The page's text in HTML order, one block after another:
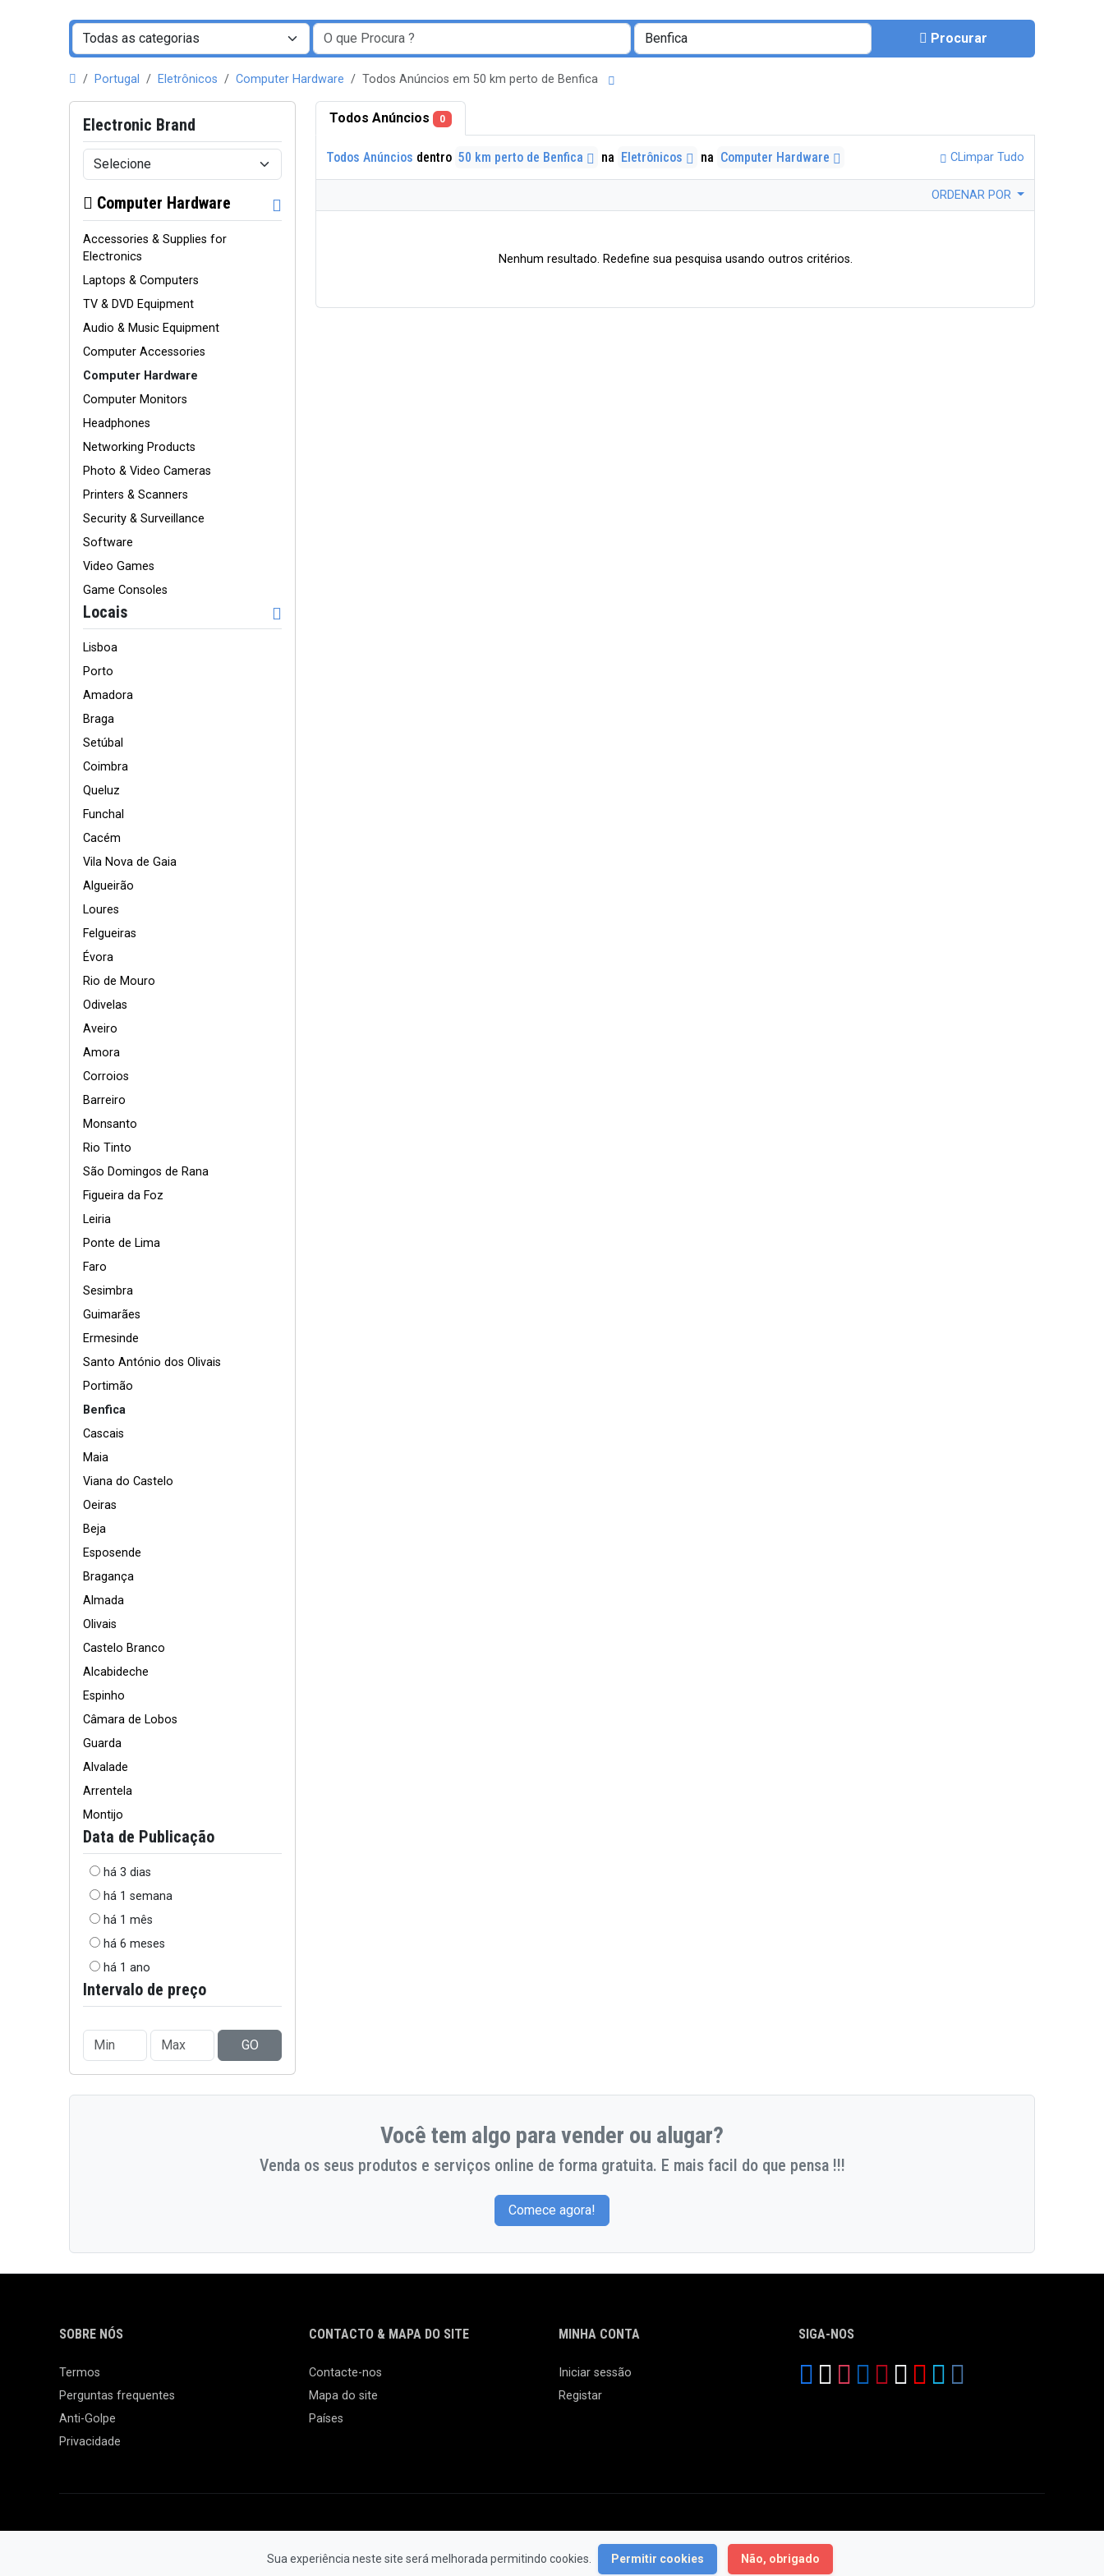
Procurar
Portugal Eletrônicos Computer Hardware Todos Anúncios em 50 km perto de Benfica
Electronic Brand
Computer Hardware
Accessories & Supplies for
Electronics
Laptops & Computers
TV & DVD Equipment
Audio & Music Equipment
Computer Accessories
Computer Hardware
Computer Monitors
Headphones
Networking Products
Photo & Video Cameras
Printers & Scanners
Security & Surveillance
Software
Video Games
Game Consoles
Locais
Lisboa
Porto
Amadora
Braga
Setúbal
Coimbra
Queluz
Funchal
Cacém
Vila Nova de Gaia
Algueirão
Loures
Felgueiras
Évora
Rio de Mouro
Odivelas
Aveiro
Amora
Corroios
Barreiro
Monsanto
Rio Tinto
São Domingos de Rana
Figueira da Foz
Leiria
Ponte de Lima
Faro
Sesimbra
Guimarães
Ermesinde
Santo António dos Olivais
Portimão
Benfica
Cascais
Maia
Viana do Castelo
Oeiras
Beja
Esposende
Bragança
Almada
Olivais
Castelo Branco
Alcabideche
Espinho
Câmara de Lobos
Guarda
Alvalade
Arrentela
Montijo
Data de Publicação
há 3 dias
há 1 semana
há 1 mês
há 6 meses
há 1 ano
Intervalo de preço
GO
Todos Anúncios 0
Todos Anúncios dentro 50 km perto de Benfica na Eletrônicos na Computer Hardware CLimpar Tudo
ORDENAR POR
Nenhum resultado. Redefine sua pesquisa usando outros critérios.
Você tem algo para vender ou alugar?
Venda os seus produtos e serviços online de forma gratuita. E mais facil do que pensa !!!
Comece agora!
Sua experiência neste site será melhorada permitindo cookies. Permitir cookies Não, obrigado
SOBRE NÓS
Termos
Perguntas frequentes
Anti-Golpe
Privacidade
CONTACTO & MAPA DO SITE
Contacte-nos
Mapa do site
Países
MINHA CONTA
Iniciar sessão
Registar
SIGA-NOS